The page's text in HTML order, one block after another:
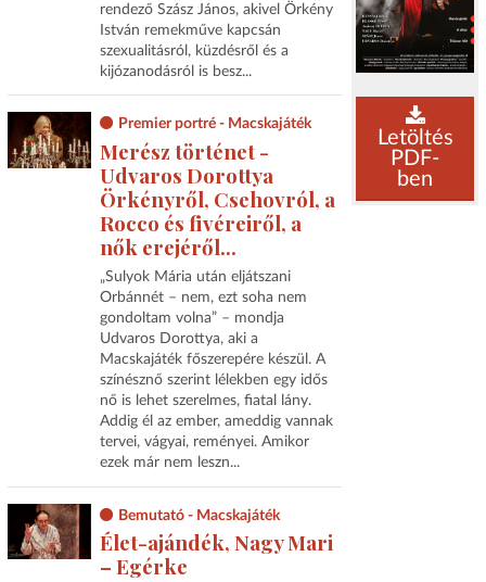
Letöltés
PDF-
ben
rendező Szász János, akivel Örkény
István remekműve kapcsán
szexualitásról, küzdésről és a
kijózanodásról is besz...
Premier portré - Macskajáték
Merész történet -
Udvaros Dorottya
Örkényről, Csehovról, a
Rocco és fivéreiről, a
nők erejéről...
„Sulyok Mária után eljátszani
Orbánnét – nem, ezt soha nem
gondoltam volna” – mondja
Udvaros Dorottya, aki a
Macskajáték főszerepére készül. A
színésznő szerint lélekben egy idős
nő is lehet szerelmes, fiatal lány.
Addig él az ember, ameddig vannak
tervei, vágyai, reményei. Amikor
ezek már nem leszn...
Bemutató - Macskajáték
Élet-ajándék, Nagy Mari
– Egérke